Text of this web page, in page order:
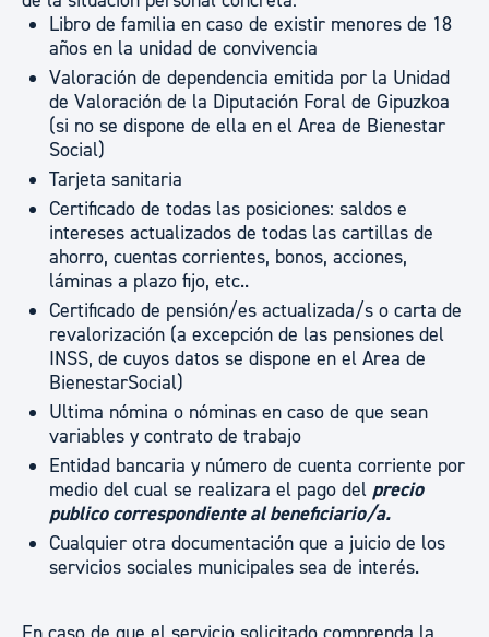
Libro de familia en caso de existir menores de 18
años en la unidad de convivencia
Valoración de dependencia emitida por la Unidad
de Valoración de la Diputación Foral de Gipuzkoa
(si no se dispone de ella en el Area de Bienestar
Social)
Tarjeta sanitaria
Certificado de todas las posiciones: saldos e
intereses actualizados de todas las cartillas de
ahorro, cuentas corrientes, bonos, acciones,
láminas a plazo fijo, etc..
Certificado de pensión/es actualizada/s o carta de
revalorización (a excepción de las pensiones del
INSS, de cuyos datos se dispone en el Area de
BienestarSocial)
Ultima nómina o nóminas en caso de que sean
variables y contrato de trabajo
Entidad bancaria y número de cuenta corriente por
medio del cual se realizara el pago del precio
publico correspondiente al beneficiario/a.
Cualquier otra documentación que a juicio de los
servicios sociales municipales sea de interés.